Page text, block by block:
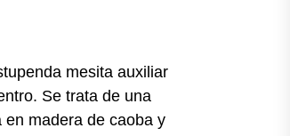
mesita auxiliar
Se trata de una
en madera de caoba y